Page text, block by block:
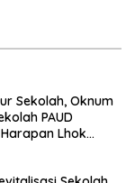
Sekolah, Oknum
PAUD
Lhok